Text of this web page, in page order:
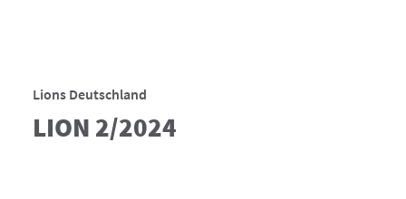
Lions Deutschland
LION 2/2024